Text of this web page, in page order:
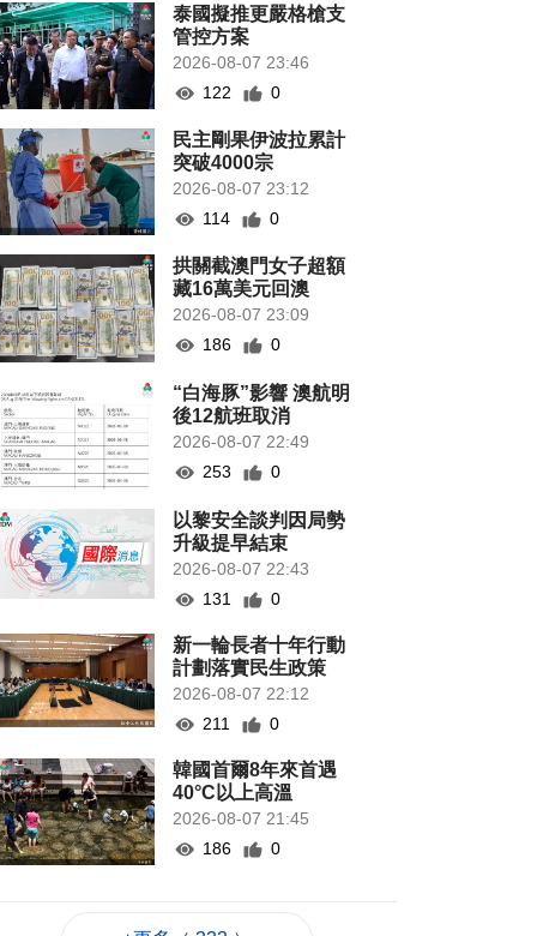
泰國擬推更嚴格槍支
管控方案
2026-08-07 23:46
122
0
民主剛果伊波拉累計
突破4000宗
2026-08-07 23:12
114
0
拱關截澳門女子超額
藏16萬美元回澳
2026-08-07 23:09
186
0
“白海豚”影響 澳航明
後12航班取消
2026-08-07 22:49
253
0
以黎安全談判因局勢
升級提早結束
2026-08-07 22:43
131
0
新一輪長者十年行動
計劃落實民生政策
2026-08-07 22:12
211
0
韓國首爾8年來首遇
40°C以上高溫
2026-08-07 21:45
186
0